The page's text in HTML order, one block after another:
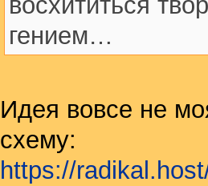
гением…
Идея вовсе не
схему:
https://